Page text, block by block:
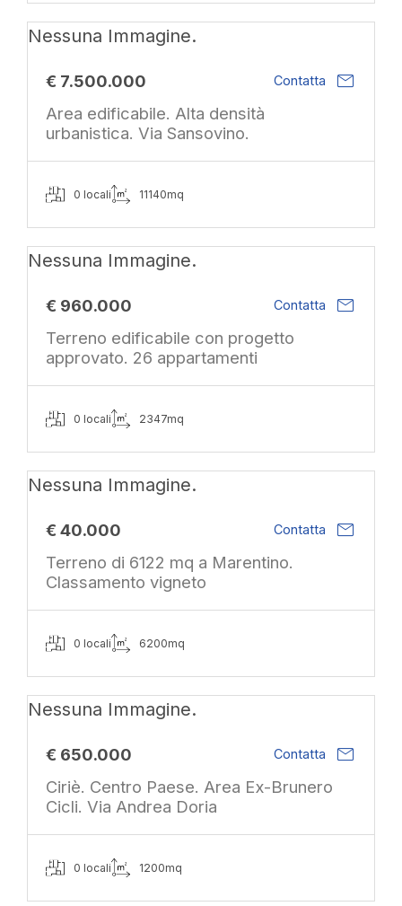
Nessuna Immagine.
€ 7.500.000 Contatta mail
Area edificabile. Alta densità
urbanistica. Via Sansovino.
0 locali 11140mq
Nessuna Immagine.
€ 960.000 Contatta mail
Terreno edificabile con progetto
approvato. 26 appartamenti
0 locali 2347mq
Nessuna Immagine.
€ 40.000 Contatta mail
Terreno di 6122 mq a Marentino.
Classamento vigneto
0 locali 6200mq
Nessuna Immagine.
€ 650.000 Contatta mail
Ciriè. Centro Paese. Area Ex-Brunero
Cicli. Via Andrea Doria
0 locali 1200mq